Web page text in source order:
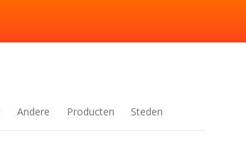
Andere Producten Steden